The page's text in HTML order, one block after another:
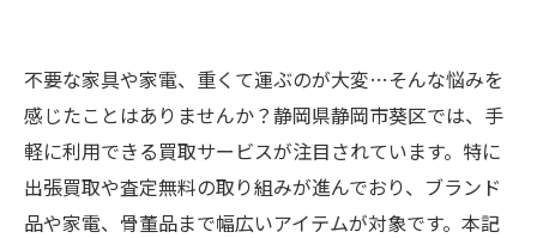
不要な家具や家電、重くて運ぶのが大変…そんな悩みを
感じたことはありませんか？静岡県静岡市葵区では、手
軽に利用できる買取サービスが注目されています。特に
出張買取や査定無料の取り組みが進んでおり、ブランド
品や家電、骨董品まで幅広いアイテムが対象です。本記